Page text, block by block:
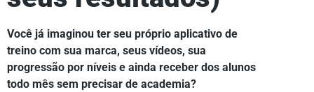
Você já imaginou ter seu próprio aplicativo de
treino com sua marca, seus vídeos, sua
progressão por níveis e ainda receber dos alunos
todo mês sem precisar de academia?